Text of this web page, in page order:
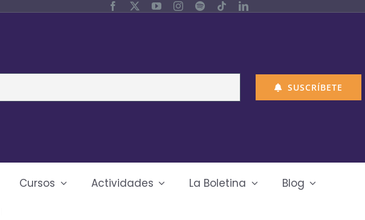
SUSCRÍBETE
Cursos Actividades La Boletina
Blog